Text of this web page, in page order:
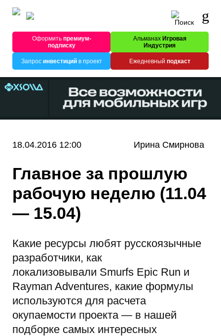
Оформитьпремиум-
подписку
Альманах Игровая
Индустрия
Запрос инвестицийв проект Ежедневный подкаст
18.04.2016 12:00 Ирина Смирнова
Главное за прошлую
рабочую неделю (11.04
— 15.04)
Какие ресурсы любят русскоязычные
разработчики, как
локализовывали Smurfs Epic Run и
Rayman Adventures, какие формулы
используются для расчета
окупаемости проекта — в нашей
подборке самых интересных